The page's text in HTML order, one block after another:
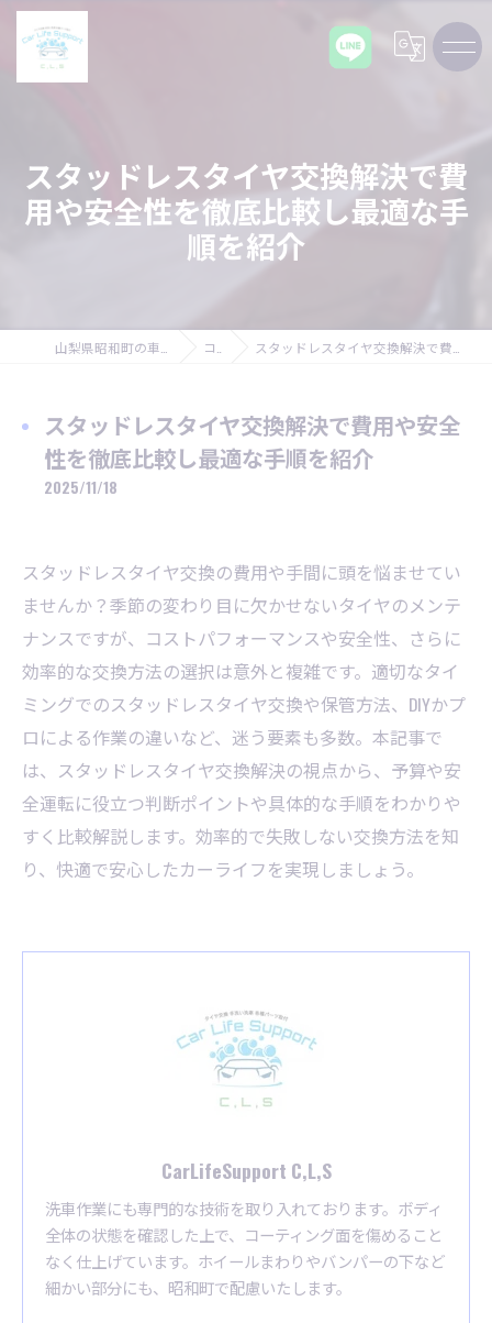
スタッドレスタイヤ交換解決で費
用や安全性を徹底比較し最適な手
順を紹介
コラム スタッドレスタイヤ交換解決で費用や安全性を徹底比較し最適な手順を紹介
スタッドレスタイヤ交換解決で費用や安全
性を徹底比較し最適な手順を紹介
2025/11/18
スタッドレスタイヤ交換の費用や手間に頭を悩ませてい
ませんか？季節の変わり目に欠かせないタイヤのメンテ
ナンスですが、コストパフォーマンスや安全性、さらに
効率的な交換方法の選択は意外と複雑です。適切なタイ
ミングでのスタッドレスタイヤ交換や保管方法、DIYかプ
ロによる作業の違いなど、迷う要素も多数。本記事で
は、スタッドレスタイヤ交換解決の視点から、予算や安
全運転に役立つ判断ポイントや具体的な手順をわかりや
すく比較解説します。効率的で失敗しない交換方法を知
り、快適で安心したカーライフを実現しましょう。
CarLifeSupport C,L,S
洗車作業にも専門的な技術を取り入れております。ボディ
全体の状態を確認した上で、コーティング面を傷めること
なく仕上げています。ホイールまわりやバンパーの下など
細かい部分にも、昭和町で配慮いたします。